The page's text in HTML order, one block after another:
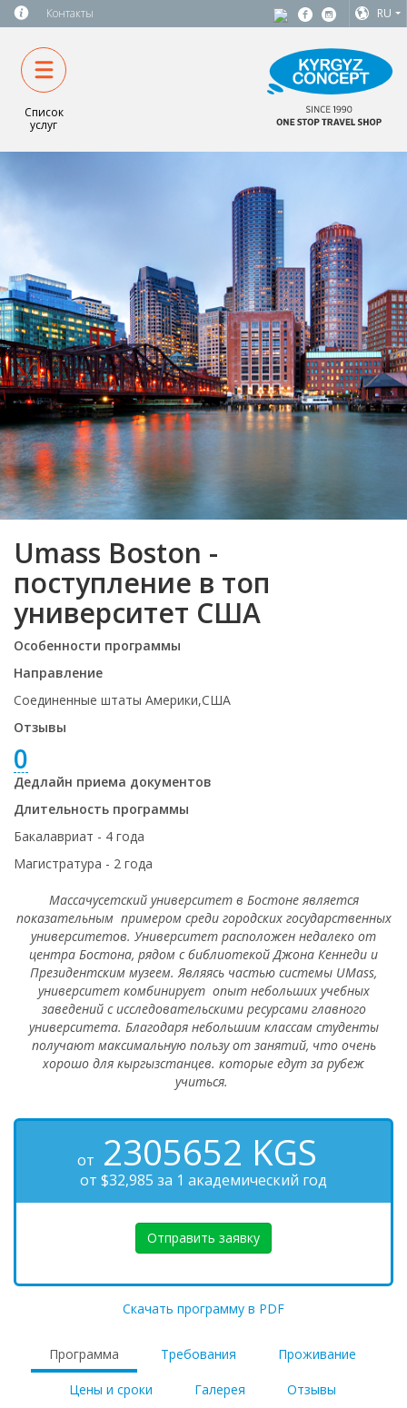
Контакты RU
Список
услуг
Umass Boston -
поступление в топ
университет США
Особенности программы
Направление
Соединенные штаты Америки,США
Отзывы
0
Дедлайн приема документов
Длительность программы
Бакалавриат - 4 года
Магистратура - 2 года
Массачусетский университет в Бостоне является
показательным примером среди городских государственных
университетов. Университет расположен недалеко от
центра Бостона, рядом с библиотекой Джона Кеннеди и
Президентским музеем. Являясь частью системы UMass,
университет комбинирует опыт небольших учебных
заведений с исследовательскими ресурсами главного
университета. Благодаря небольшим классам студенты
получают максимальную пользу от занятий, что очень
хорошо для кыргызстанцев. которые едут за рубеж
учиться.
от 2305652 KGS
от $32,985 за 1 академический год
Отправить заявку
Скачать программу в PDF
Программа Требования Проживание
Цены и сроки Галерея Отзывы